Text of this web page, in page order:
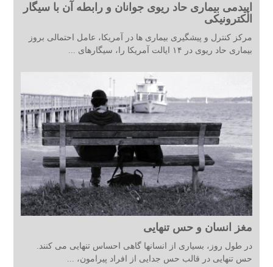
اپیدمی بیماری حاد ریوی جوانان و رابطه آن با سیگار
الکترونیکی
مرکز کنترل و پیشگیری بیماری ها در آمریکا، عامل احتمالی بروز
بیماری حاد ریوی در ۱۴ ایالت آمریکا را، سیگارهای ...
مغز انسان و حس تنهایی
در طول روز، بسیاری از انسانها گاهی احساس تنهایی می کنند.
حس تنهایی در قالب حس جدایی از افراد پیرامون، ...